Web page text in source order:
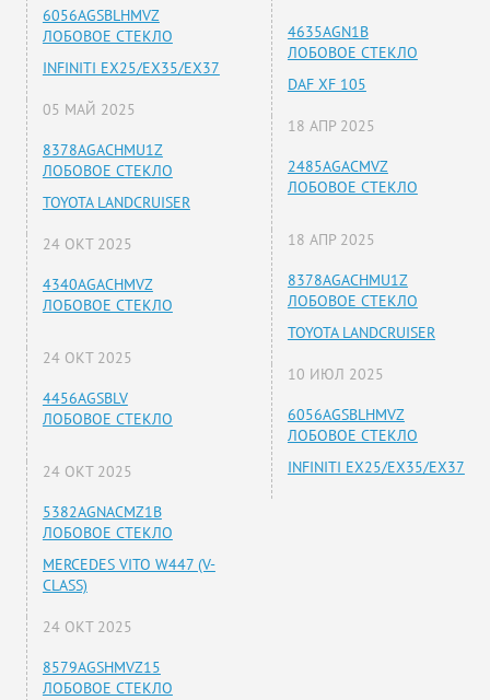
6056AGSBLHMVZ
ЛОБОВОЕ СТЕКЛО
INFINITI EX25/EX35/EX37
05 МАЙ 2025
8378AGACHMU1Z
ЛОБОВОЕ СТЕКЛО
TOYOTA LANDCRUISER
24 ОКТ 2025
4340AGACHMVZ
ЛОБОВОЕ СТЕКЛО
24 ОКТ 2025
4456AGSBLV
ЛОБОВОЕ СТЕКЛО
24 ОКТ 2025
5382AGNACMZ1B
ЛОБОВОЕ СТЕКЛО
MERCEDES VITO W447 (V-
CLASS)
24 ОКТ 2025
8579AGSHMVZ15
ЛОБОВОЕ СТЕКЛО
4635AGN1B
ЛОБОВОЕ СТЕКЛО
DAF XF 105
18 АПР 2025
2485AGACMVZ
ЛОБОВОЕ СТЕКЛО
18 АПР 2025
8378AGACHMU1Z
ЛОБОВОЕ СТЕКЛО
TOYOTA LANDCRUISER
10 ИЮЛ 2025
6056AGSBLHMVZ
ЛОБОВОЕ СТЕКЛО
INFINITI EX25/EX35/EX37